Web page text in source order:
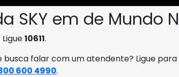
SKY em de Mundo
10611.
busca falar com um atendente? Ligue para
600 4990.